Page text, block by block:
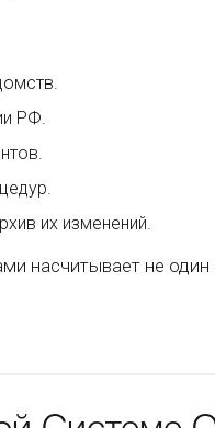
РФ.
их изменений.
насчитывает не один